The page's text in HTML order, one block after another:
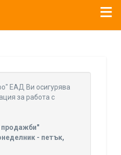
с настоящото съобщение
че „Нет Инфо“ ЕАД (
Adwiseсчитано от
г
ЕАД Ви осигурява
за работа с
- петък,